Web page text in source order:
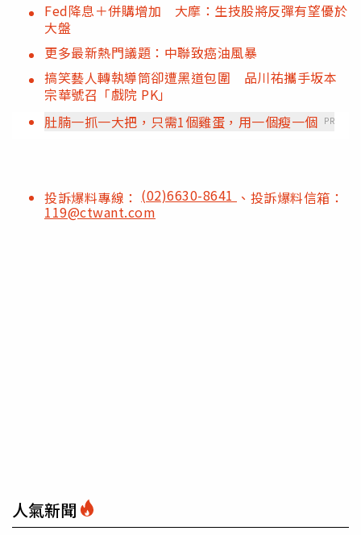
Fed降息＋併購增加 大摩：生技股將反彈有望優於
大盤
更多最新熱門議題：中聯致癌油風暴
搞笑藝人轉執導筒卻遭黑道包圍 品川祐攜手坂本
宗華號召「戲院 PK」
肚腩一抓一大把，只需1個雞蛋，用一個瘦一個 PR
投訴爆料專線： (02)6630-8641 、投訴爆料信箱：
119@ctwant.com
人氣新聞